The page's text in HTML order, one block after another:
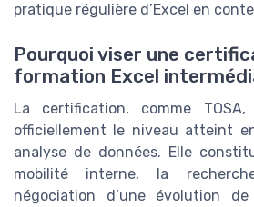
pratique régulière d’Excel en
Pourquoi viser une
formation Excel
La certification, comme
officiellement le niveau atteint
analyse de données. Elle
mobilité interne, la
négociation d’une évolution